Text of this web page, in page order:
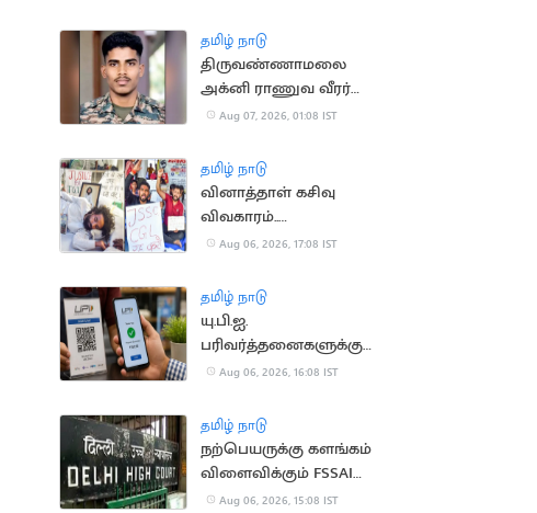
தமிழ் நாடு
திருவண்ணாமலை
அக்னி ராணுவ வீரர்
லடாக்கில் உயிரிழப்பு
Aug 07, 2026, 01:08 IST
தமிழ் நாடு
வினாத்தாள் கசிவு
விவகாரம்..
ஜார்க்கண்டில் 13-வது
உண்ணாவிரதம்
Aug 06, 2026, 17:08 IST
தமிழ் நாடு
யு.பி.ஐ.
பரிவர்த்தனைகளுக்கு
மீண்டும் கட்டணம்?
Aug 06, 2026, 16:08 IST
தமிழ் நாடு
நற்பெயருக்கு களங்கம்
விளைவிக்கும் FSSAI
உத்தரவு: டாபர்
Aug 06, 2026, 15:08 IST